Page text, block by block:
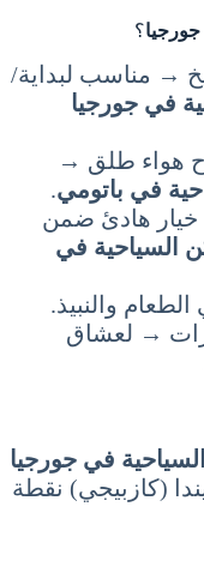
؟
→ مناسب لبداية/
في جورجيا
هواء طلق →
في باتومي.
خيار هادئ ضمن
السياحية في
والنبيذ.
→ لعشاق
في جورجيا
(كازبيجي) نقطة